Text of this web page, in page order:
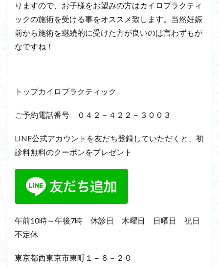
りますので、お子様をお望みの方はカイロプラクティ
ックの施術を受ける事をオススメ致します。当然妊娠
前から施術を継続的に受けた方が良いのは言わずもが
なですね！
トップカイロプラクティック
ご予約電話番号 ０４２－４２２－３００３
LINE公式アカウントを友だち登録していただくと、初
診料無料のクーポンをプレゼント
午前10時～午後7時 休診日 木曜日 日曜日 祝日
不定休
東京都西東京市東町１－６－２０